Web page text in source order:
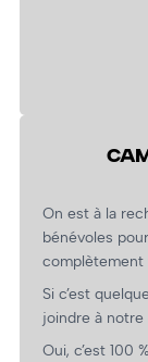
On est à la
bénévoles
complètement
Si c’est
joindre à notre
Oui, c’est 100